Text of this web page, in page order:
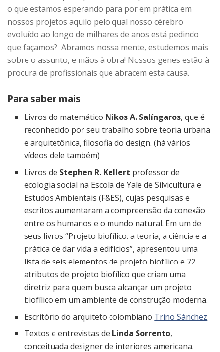
o que estamos esperando para por em prática em
nossos projetos aquilo pelo qual nosso cérebro
evoluído ao longo de milhares de anos está pedindo
que façamos? Abramos nossa mente, estudemos mais
sobre o assunto, e mãos à obra! Nossos genes estão à
procura de profissionais que abracem esta causa.
Para saber mais
Livros do matemático Nikos A. Salíngaros, que é
reconhecido por seu trabalho sobre teoria urbana
e arquitetônica, filosofia do design. (há vários
vídeos dele também)
Livros de Stephen R. Kellert professor de
ecologia social na Escola de Yale de Silvicultura e
Estudos Ambientais (F&ES), cujas pesquisas e
escritos aumentaram a compreensão da conexão
entre os humanos e o mundo natural. Em um de
seus livros “Projeto biofílico: a teoria, a ciência e a
prática de dar vida a edifícios”, apresentou uma
lista de seis elementos de projeto biofílico e 72
atributos de projeto biofílico que criam uma
diretriz para quem busca alcançar um projeto
biofílico em um ambiente de construção moderna.
Escritório do arquiteto colombiano Trino Sánchez
Textos e entrevistas de Linda Sorrento,
conceituada designer de interiores americana.